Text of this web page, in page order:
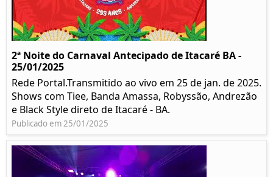
2ª Noite do Carnaval Antecipado de Itacaré BA -
25/01/2025
Rede Portal.Transmitido ao vivo em 25 de jan. de 2025.
Shows com Tiee, Banda Amassa, Robyssão, Andrezão
e Black Style direto de Itacaré - BA.
Publicado em 25/01/2025